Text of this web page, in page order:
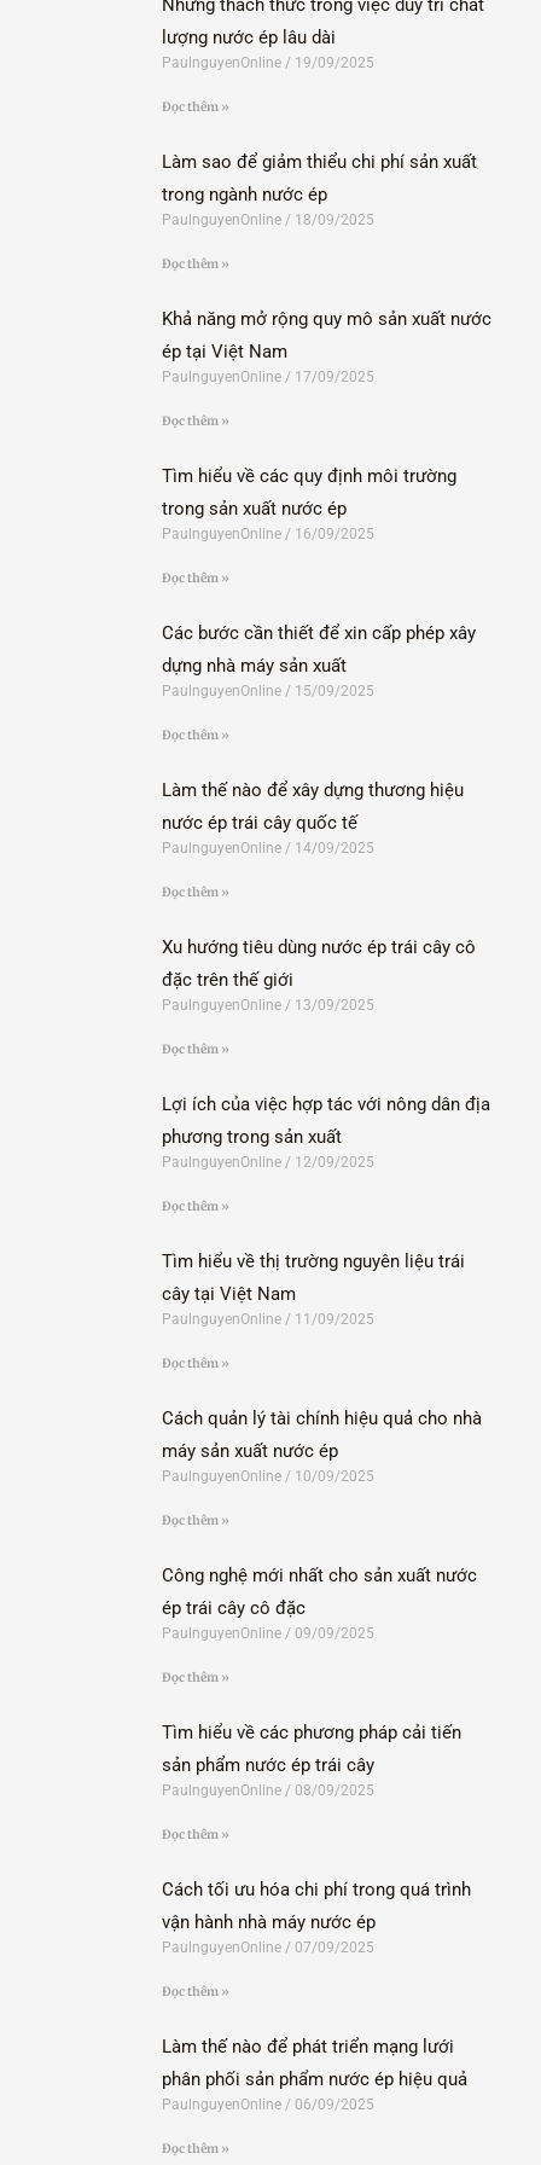
Những thách thức trong việc duy trì chất
lượng nước ép lâu dài
PaulnguyenOnline 19/09/2025
Đọc thêm »
Làm sao để giảm thiểu chi phí sản xuất
trong ngành nước ép
PaulnguyenOnline 18/09/2025
Đọc thêm »
Khả năng mở rộng quy mô sản xuất nước
ép tại Việt Nam
PaulnguyenOnline 17/09/2025
Đọc thêm »
Tìm hiểu về các quy định môi trường
trong sản xuất nước ép
PaulnguyenOnline 16/09/2025
Đọc thêm »
Các bước cần thiết để xin cấp phép xây
dựng nhà máy sản xuất
PaulnguyenOnline 15/09/2025
Đọc thêm »
Làm thế nào để xây dựng thương hiệu
nước ép trái cây quốc tế
PaulnguyenOnline 14/09/2025
Đọc thêm »
Xu hướng tiêu dùng nước ép trái cây cô
đặc trên thế giới
PaulnguyenOnline 13/09/2025
Đọc thêm »
Lợi ích của việc hợp tác với nông dân địa
phương trong sản xuất
PaulnguyenOnline 12/09/2025
Đọc thêm »
Tìm hiểu về thị trường nguyên liệu trái
cây tại Việt Nam
PaulnguyenOnline 11/09/2025
Đọc thêm »
Cách quản lý tài chính hiệu quả cho nhà
máy sản xuất nước ép
PaulnguyenOnline 10/09/2025
Đọc thêm »
Công nghệ mới nhất cho sản xuất nước
ép trái cây cô đặc
PaulnguyenOnline 09/09/2025
Đọc thêm »
Tìm hiểu về các phương pháp cải tiến
sản phẩm nước ép trái cây
PaulnguyenOnline 08/09/2025
Đọc thêm »
Cách tối ưu hóa chi phí trong quá trình
vận hành nhà máy nước ép
PaulnguyenOnline 07/09/2025
Đọc thêm »
Làm thế nào để phát triển mạng lưới
phân phối sản phẩm nước ép hiệu quả
PaulnguyenOnline 06/09/2025
Đọc thêm »